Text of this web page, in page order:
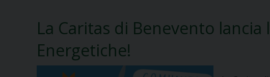
La Caritas di Benevento lancia
Energetiche!